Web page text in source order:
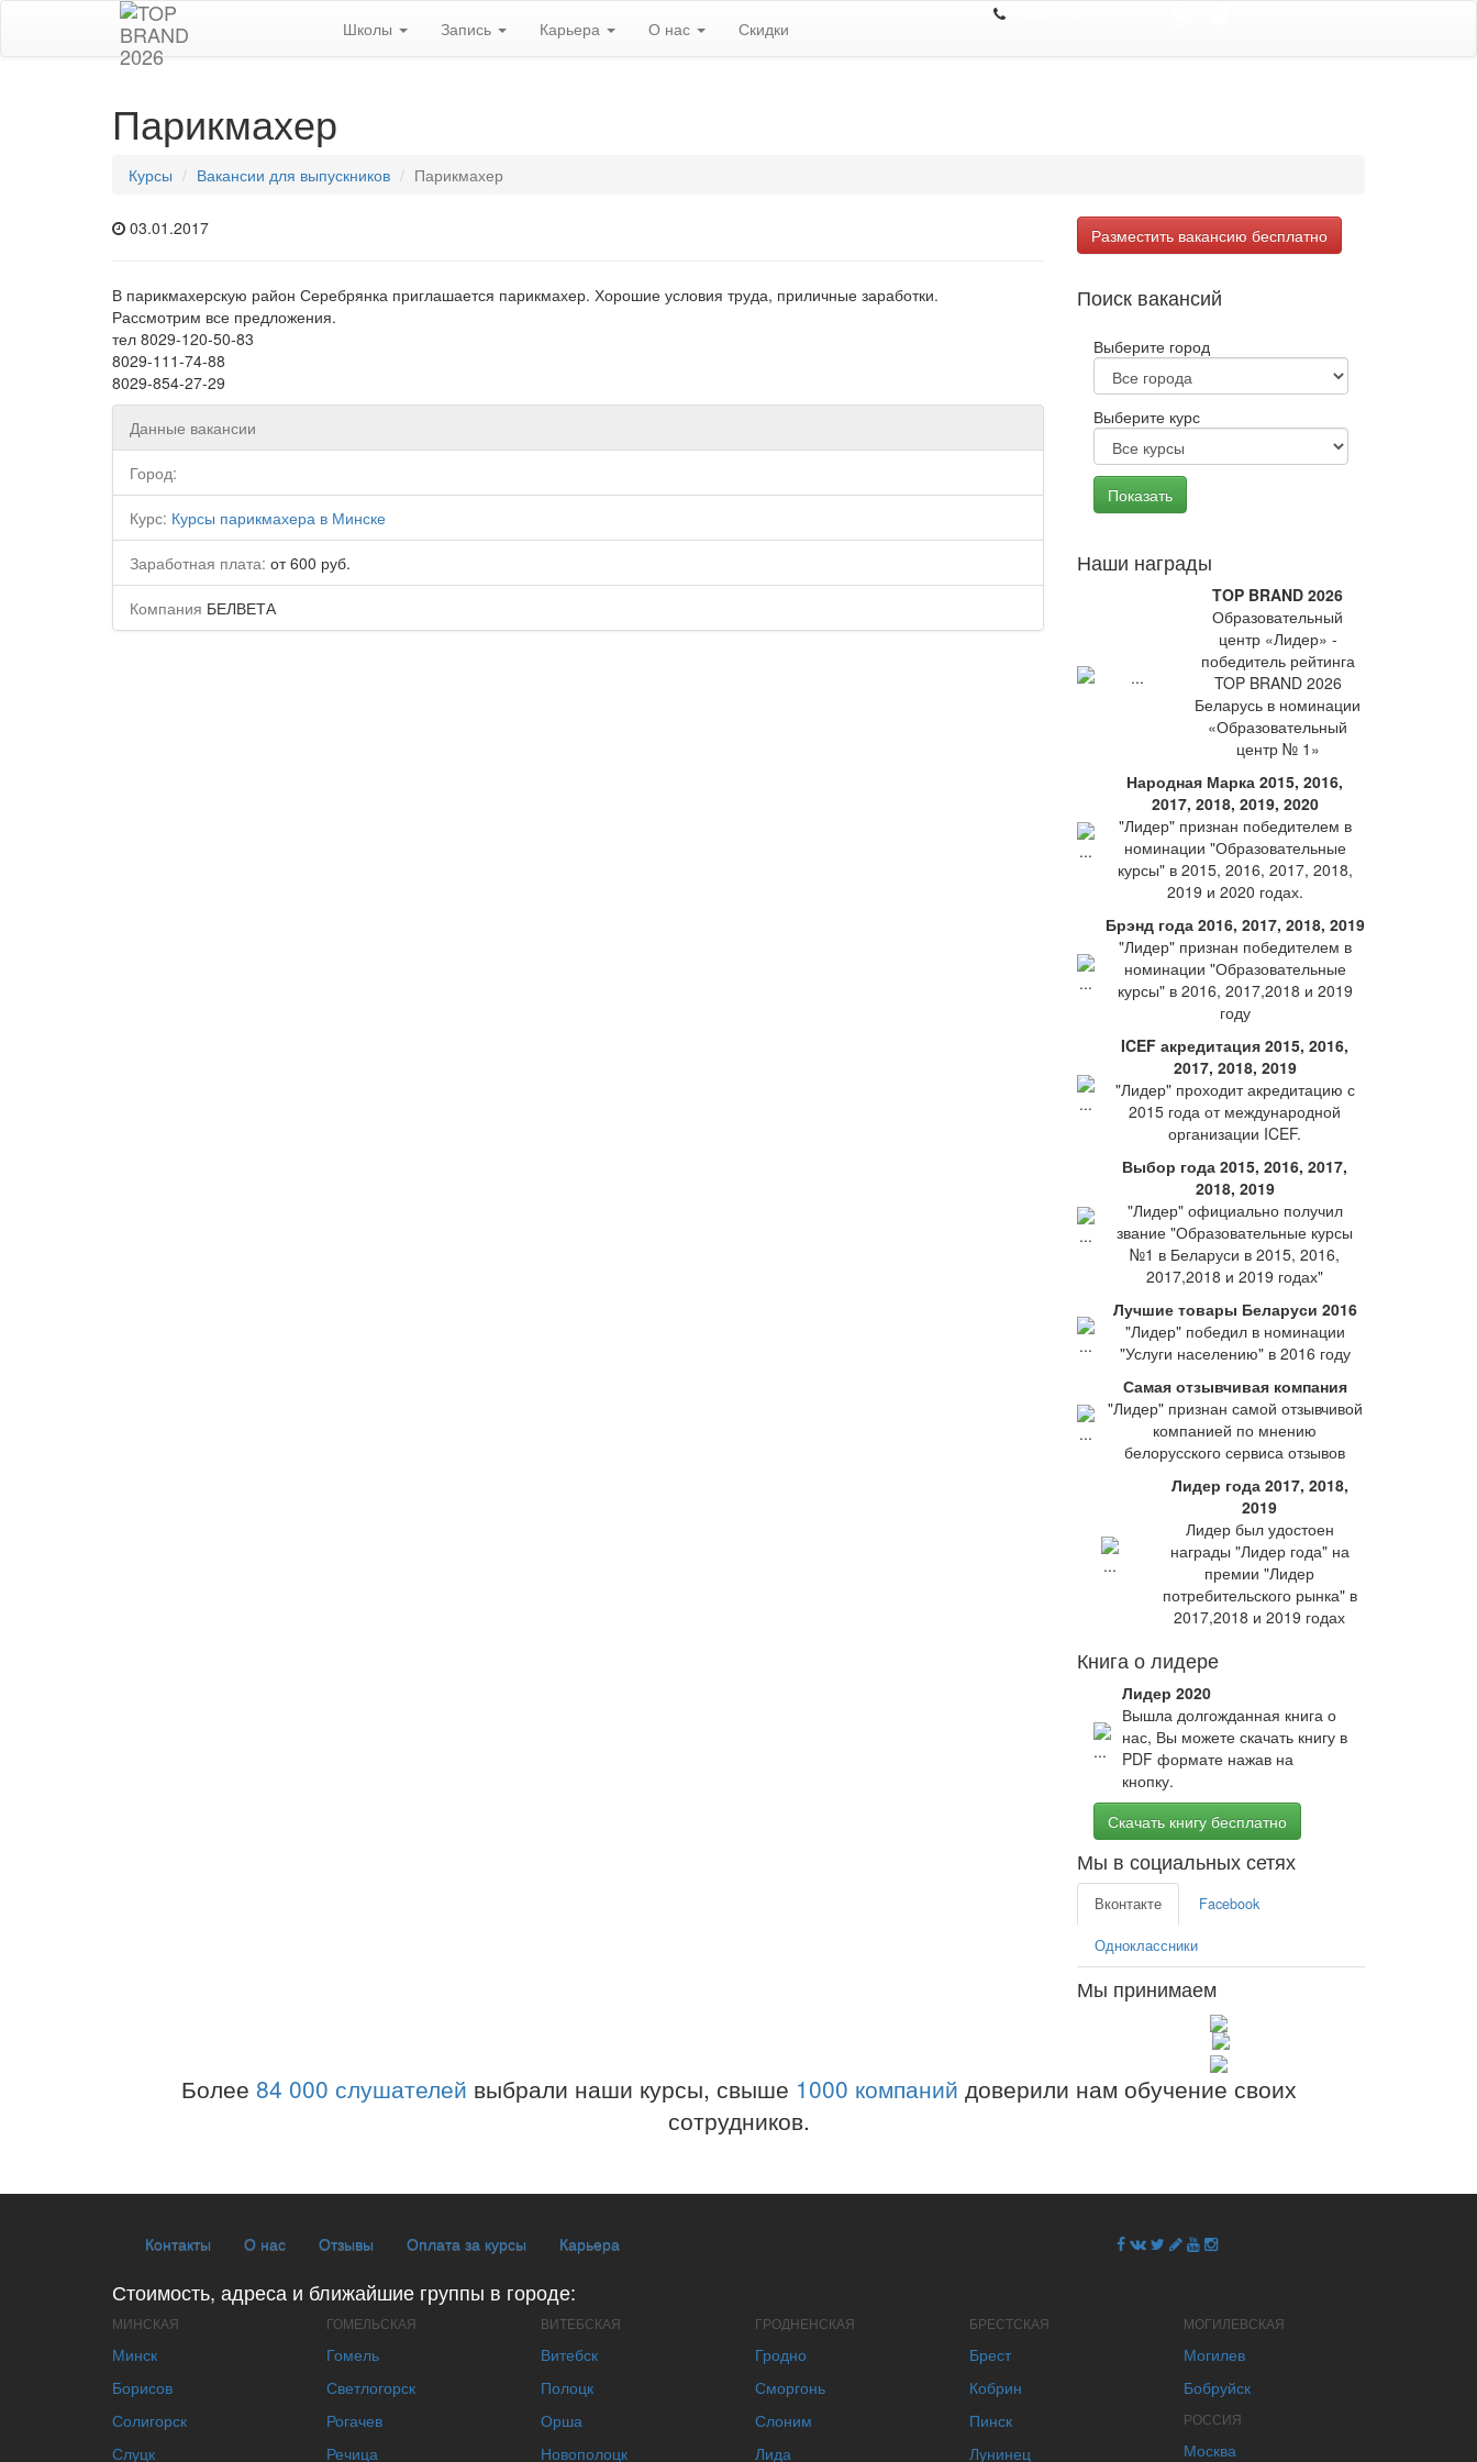
Школы Запись Карьера О нас Скидки
Парикмахер
Курсы Вакансии для выпускников Парикмахер
03.01.2017
В парикмахерскую район Серебрянка приглашается парикмахер. Хорошие условия труда, приличные заработки.
Рассмотрим все предложения.
тел 8029-120-50-83
8029-111-74-88
8029-854-27-29
Данные вакансии
Город:
Курс: Курсы парикмахера в Минске
Заработная плата: от 600 руб.
Компания БЕЛВЕТА
Разместить вакансию бесплатно
Поиск вакансий
Выберите город
Выберите курс
Наши награды
TOP BRAND 2026
Образовательный
центр «Лидер» -
победитель рейтинга
TOP BRAND 2026
Беларусь в номинации
«Образовательный
центр № 1»
Народная Марка 2015, 2016,
2017, 2018, 2019, 2020
"Лидер" признан победителем в
номинации "Образовательные
курсы" в 2015, 2016, 2017, 2018,
2019 и 2020 годах.
Брэнд года 2016, 2017, 2018, 2019
"Лидер" признан победителем в
номинации "Образовательные
курсы" в 2016, 2017,2018 и 2019
году
ICEF акредитация 2015, 2016,
2017, 2018, 2019
"Лидер" проходит акредитацию с
2015 года от международной
организации ICEF.
Выбор года 2015, 2016, 2017,
2018, 2019
"Лидер" официально получил
звание "Образовательные курсы
№1 в Беларуси в 2015, 2016,
2017,2018 и 2019 годах"
Лучшие товары Беларуси 2016
"Лидер" победил в номинации
"Услуги населению" в 2016 году
Самая отзывчивая компания
"Лидер" признан самой отзывчивой
компанией по мнению
белорусского сервиса отзывов
Лидер года 2017, 2018,
2019
Лидер был удостоен
награды "Лидер года" на
премии "Лидер
потребительского рынка" в
2017,2018 и 2019 годах
Книга о лидере
Лидер 2020
Вышла долгожданная книга о
нас, Вы можете скачать книгу в
PDF формате нажав на
кнопку.
Скачать книгу бесплатно
Мы в социальных сетях
Вконтакте Facebook
Одноклассники
Мы принимаем
Более 84 000 слушателей выбрали наши курсы, свыше 1000 компаний доверили нам обучение своих
сотрудников.
Контакты О нас Отзывы Оплата за курсы Карьера
Стоимость, адреса и ближайшие группы в городе:
МИНСКАЯ
Минск
Борисов
Солигорск
Слуцк
ГОМЕЛЬСКАЯ
Гомель
Светлогорск
Рогачев
Речица
ВИТЕБСКАЯ
Витебск
Полоцк
Орша
Новополоцк
ГРОДНЕНСКАЯ
Гродно
Сморгонь
Слоним
Лида
БРЕСТСКАЯ
Брест
Кобрин
Пинск
Лунинец
МОГИЛЕВСКАЯ
Могилев
Бобруйск
РОССИЯ
Москва